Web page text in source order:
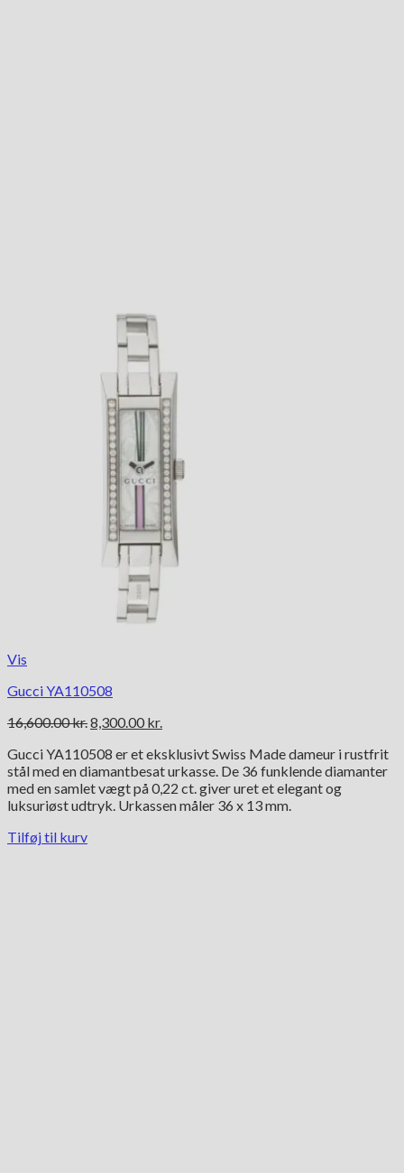
Vis
Gucci YA110508
16,600.00kr.Den
pris
var:
16,600.00 kr..
8,300.00 kr.
pris
er:
8,300.00 kr..
Gucci YA110508 er et eksklusivt Swiss Made dameur i rustfrit
stål med en diamantbesat urkasse. De 36 funklende diamanter
med en samlet vægt på 0,22 ct. giver uret et elegant og
luksuriøst udtryk. Urkassen måler 36 x 13 mm.
Tilføj til kurv